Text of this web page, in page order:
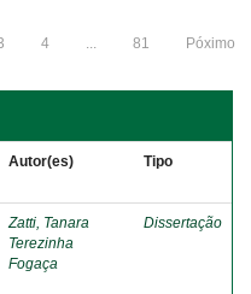
4 ... 81 Póximo
Autor(es) Tipo
Zatti, Tanara
Terezinha
Fogaça
Dissertação